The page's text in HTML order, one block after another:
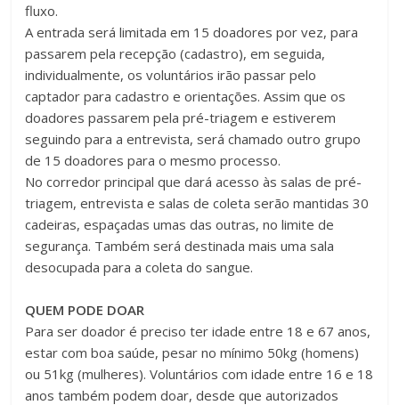
fluxo.
A entrada será limitada em 15 doadores por vez, para
passarem pela recepção (cadastro), em seguida,
individualmente, os voluntários irão passar pelo
captador para cadastro e orientações. Assim que os
doadores passarem pela pré-triagem e estiverem
seguindo para a entrevista, será chamado outro grupo
de 15 doadores para o mesmo processo.
No corredor principal que dará acesso às salas de pré-
triagem, entrevista e salas de coleta serão mantidas 30
cadeiras, espaçadas umas das outras, no limite de
segurança. Também será destinada mais uma sala
desocupada para a coleta do sangue.
QUEM PODE DOAR
Para ser doador é preciso ter idade entre 18 e 67 anos,
estar com boa saúde, pesar no mínimo 50kg (homens)
ou 51kg (mulheres). Voluntários com idade entre 16 e 18
anos também podem doar, desde que autorizados